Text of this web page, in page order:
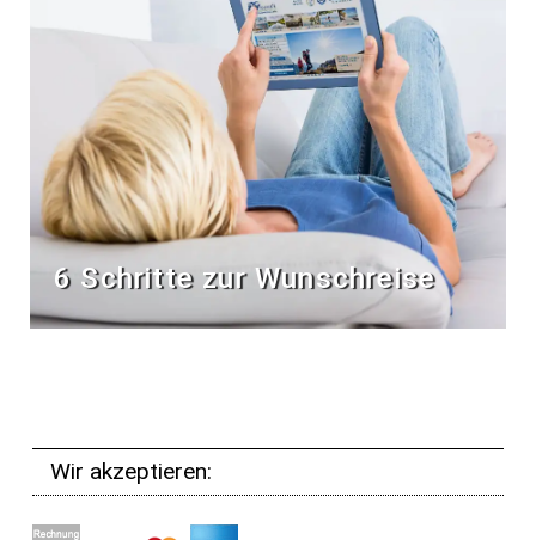
6 Schritte zur Wunschreise
Wir akzeptieren: